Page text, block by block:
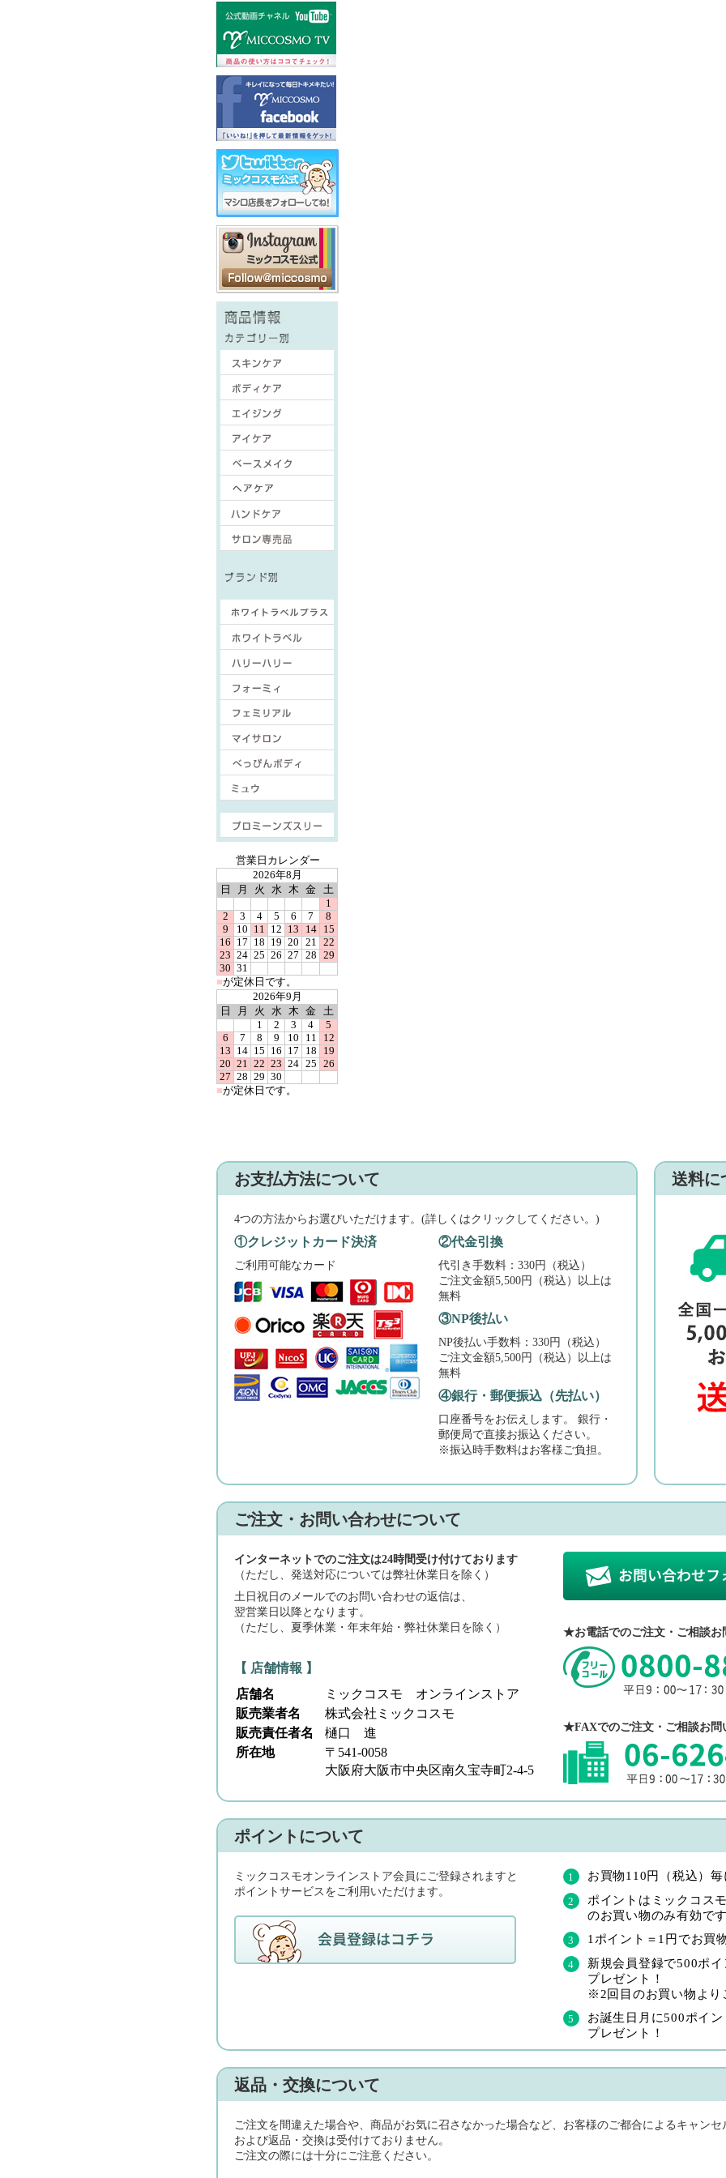
営業日カレンダー
2026年8月
日
月 火 水 木 金
土
1
2
3 4 5 6 7
8
9
10 11 12 13 14
15
16
17 18 19 20 21
22
23 24 25 26 27 28
29
30 31
■が定休日です。
2026年9月
日
月 火 水 木 金
土
1
2 3 4
5
6
7 8 9 10 11
12
13
14 15 16 17 18
19
20 21 22 23 24 25
26
27 28 29 30
■が定休日です。
お支払方法について
4つの方法からお選びいただけます。(詳しくはクリックしてください。)
①クレジットカード決済
ご利用可能なカード
②代金引換
代引き手数料：330円（税込）
ご注文金額5,500円（税込）以上は
無料
③NP後払い
NP後払い手数料：330円（税込）
ご注文金額5,500円（税込）以上は
無料
④銀行・郵便振込（先払い）
口座番号をお伝えします。 銀行・
郵便局で直接お振込ください。
※振込時手数料はお客様ご負担。
送料に
ご注文・お問い合わせについて
インターネットでのご注文は24時間受け付けております
（ただし、発送対応については弊社休業日を除く）
土日祝日のメールでのお問い合わせの返信は、
翌営業日以降となります。
（ただし、夏季休業・年末年始・弊社休業日を除く）
【 店舗情報 】
店舗名
ミックコスモ オンラインストア
販売業者名
株式会社ミックコスモ
販売責任者名
樋口 進
所在地
〒541-0058
大阪府大阪市中央区南久宝寺町2-4-5
★お電話でのご注文・ご相談お
★FAXでのご注文・ご相談お問
ポイントについて
ミックコスモオンラインストア会員にご登録されますと
ポイントサービスをご利用いただけます。
お買物110円（税込）
ポイントはミックコス
のお買い物のみ有効で
1ポイント＝1円でお買
新規会員登録で500ポ
プレゼント！
※2回目のお買い物より
お誕生日月に500ポイ
プレゼント！
返品・交換について
ご注文を間違えた場合や、商品がお気に召さなかった場合など、お客様のご都合によるキャンセ
および返品・交換は受付けておりません。
ご注文の際には十分にご注意ください。